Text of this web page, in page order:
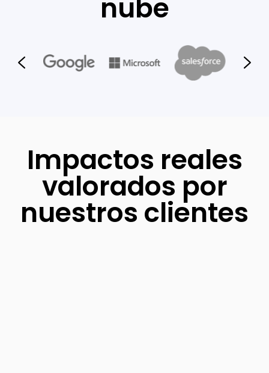
nube
Impactos reales
valorados por
nuestros clientes